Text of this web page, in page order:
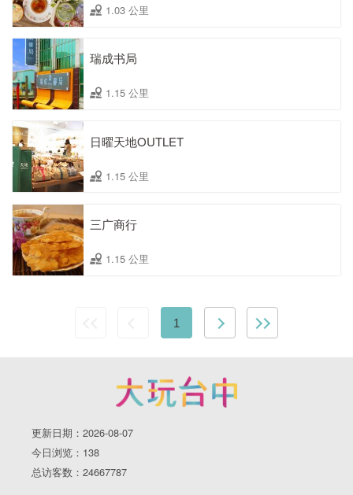
1.03 公里
瑞成书局
1.15 公里
日曜天地OUTLET
1.15 公里
三广商行
1.15 公里
1
更新日期：2026-08-07
今日浏览：138
总访客数：24667787